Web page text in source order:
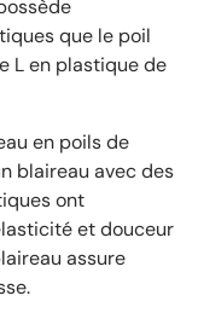
que le poil
L en plastique de
en poils de
blaireau avec des
ont
et douceur
assure